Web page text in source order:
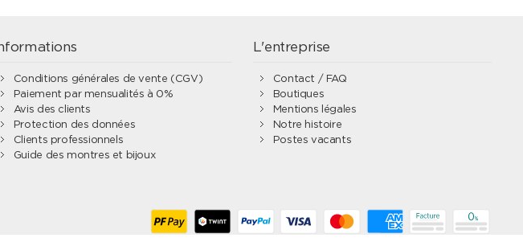
Conditions générales de vente (CGV)
Paiement par mensualités à 0%
Avis des clients
Protection des données
Clients professionnels
Guide des montres et bijoux
L'entreprise
Contact / FAQ
Boutiques
Mentions légales
Notre histoire
Postes vacants